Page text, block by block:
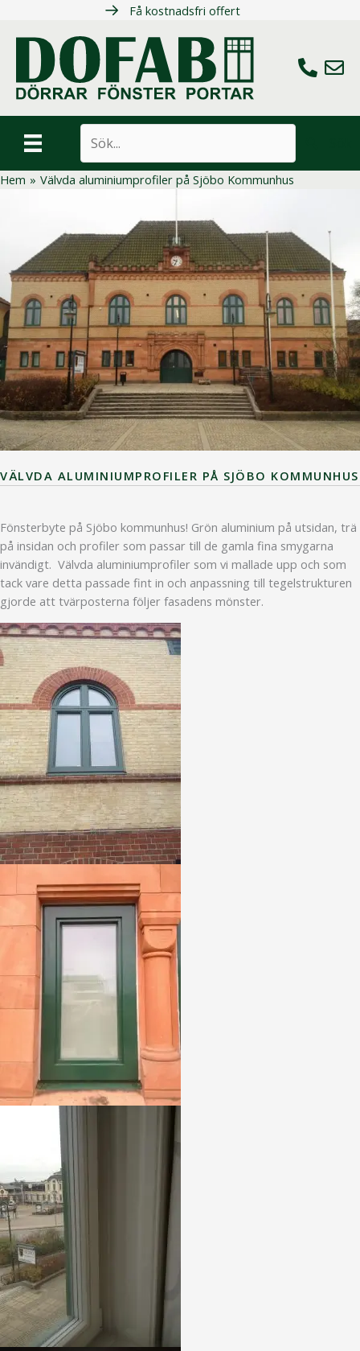
innehåll
Få kostnadsfri offert
Ring oss
Maila
Hem » Välvda aluminiumprofiler på Sjöbo Kommunhus
VÄLVDA ALUMINIUMPROFILER PÅ SJÖBO KOMMUNHUS
Fönsterbyte på Sjöbo kommunhus! Grön aluminium på utsidan, trä
på insidan och profiler som passar till de gamla fina smygarna
invändigt. Välvda aluminiumprofiler som vi mallade upp och som
tack vare detta passade fint in och anpassning till tegelstrukturen
gjorde att tvärposterna följer fasadens mönster.